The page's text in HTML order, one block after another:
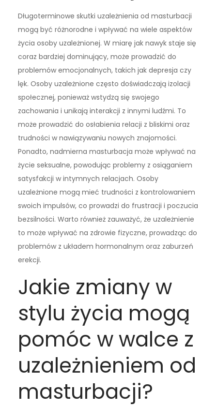
Długoterminowe skutki uzależnienia od masturbacji
mogą być różnorodne i wpływać na wiele aspektów
życia osoby uzależnionej. W miarę jak nawyk staje się
coraz bardziej dominujący, może prowadzić do
problemów emocjonalnych, takich jak depresja czy
lęk. Osoby uzależnione często doświadczają izolacji
społecznej, ponieważ wstydzą się swojego
zachowania i unikają interakcji z innymi ludźmi. To
może prowadzić do osłabienia relacji z bliskimi oraz
trudności w nawiązywaniu nowych znajomości.
Ponadto, nadmierna masturbacja może wpływać na
życie seksualne, powodując problemy z osiąganiem
satysfakcji w intymnych relacjach. Osoby
uzależnione mogą mieć trudności z kontrolowaniem
swoich impulsów, co prowadzi do frustracji i poczucia
bezsilności. Warto również zauważyć, że uzależnienie
to może wpływać na zdrowie fizyczne, prowadząc do
problemów z układem hormonalnym oraz zaburzeń
erekcji.
Jakie zmiany w
stylu życia mogą
pomóc w walce z
uzależnieniem od
masturbacji?